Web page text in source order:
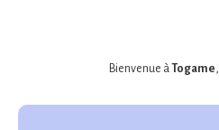
Bienvenue àTogame